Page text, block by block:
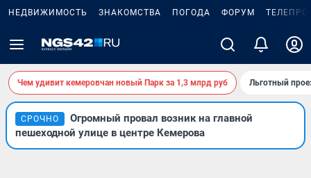
НЕДВИЖИМОСТЬ ЗНАКОМСТВА ПОГОДА ФОРУМ
Чем удивит кемеровчан новый Парк за 1,3 млрд руб Льготный
СРОЧНО
Огромный провал возник на главной
пешеходной улице в центре Кемерова